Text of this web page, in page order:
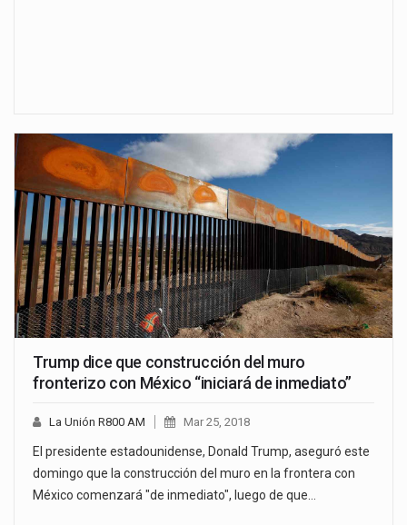
Trump dice que construcción del muro
fronterizo con México “iniciará de inmediato”
La Unión R800 AM Mar 25, 2018
El presidente estadounidense, Donald Trump, aseguró este
domingo que la construcción del muro en la frontera con
México comenzará "de inmediato", luego de que…